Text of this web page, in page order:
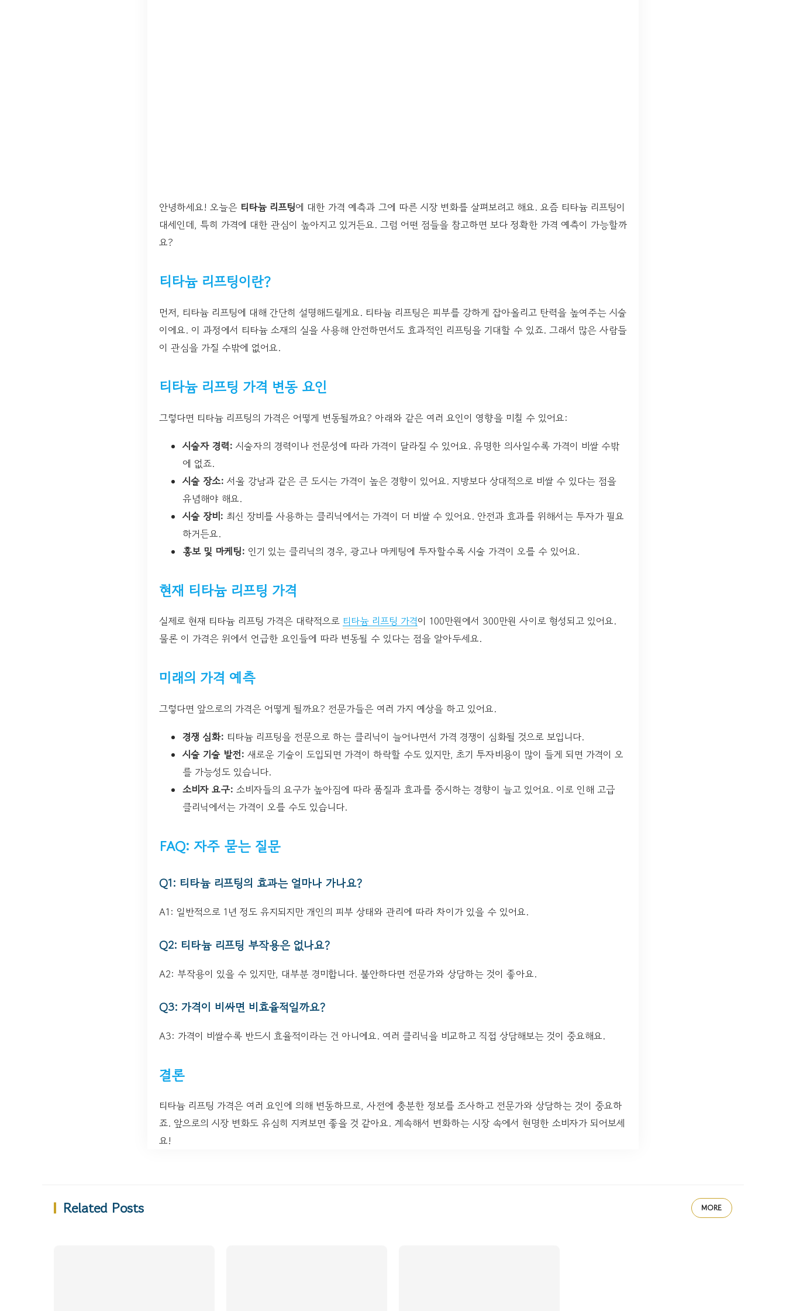
안녕하세요! 오늘은 티타늄 리프팅에 대한 가격 예측과 그에 따른 시장 변화를 살펴보려고 해요. 요즘 티타늄 리프팅이
대세인데, 특히 가격에 대한 관심이 높아지고 있거든요. 그럼 어떤 점들을 참고하면 보다 정확한 가격 예측이 가능할까
요?
티타늄 리프팅이란?
먼저, 티타늄 리프팅에 대해 간단히 설명해드릴게요. 티타늄 리프팅은 피부를 강하게 잡아올리고 탄력을 높여주는 시술
이에요. 이 과정에서 티타늄 소재의 실을 사용해 안전하면서도 효과적인 리프팅을 기대할 수 있죠. 그래서 많은 사람들
이 관심을 가질 수밖에 없어요.
티타늄 리프팅 가격 변동 요인
그렇다면 티타늄 리프팅의 가격은 어떻게 변동될까요? 아래와 같은 여러 요인이 영향을 미칠 수 있어요:
시술자 경력: 시술자의 경력이나 전문성에 따라 가격이 달라질 수 있어요. 유명한 의사일수록 가격이 비쌀 수밖
에 없죠.
시술 장소: 서울 강남과 같은 큰 도시는 가격이 높은 경향이 있어요. 지방보다 상대적으로 비쌀 수 있다는 점을
유념해야 해요.
시술 장비: 최신 장비를 사용하는 클리닉에서는 가격이 더 비쌀 수 있어요. 안전과 효과를 위해서는 투자가 필요
하거든요.
홍보 및 마케팅: 인기 있는 클리닉의 경우, 광고나 마케팅에 투자할수록 시술 가격이 오를 수 있어요.
현재 티타늄 리프팅 가격
실제로 현재 티타늄 리프팅 가격은 대략적으로 티타늄 리프팅 가격이 100만원에서 300만원 사이로 형성되고 있어요.
물론 이 가격은 위에서 언급한 요인들에 따라 변동될 수 있다는 점을 알아두세요.
미래의 가격 예측
그렇다면 앞으로의 가격은 어떻게 될까요? 전문가들은 여러 가지 예상을 하고 있어요.
경쟁 심화: 티타늄 리프팅을 전문으로 하는 클리닉이 늘어나면서 가격 경쟁이 심화될 것으로 보입니다.
시술 기술 발전: 새로운 기술이 도입되면 가격이 하락할 수도 있지만, 초기 투자비용이 많이 들게 되면 가격이 오
를 가능성도 있습니다.
소비자 요구: 소비자들의 요구가 높아짐에 따라 품질과 효과를 중시하는 경향이 늘고 있어요. 이로 인해 고급
클리닉에서는 가격이 오를 수도 있습니다.
FAQ: 자주 묻는 질문
Q1: 티타늄 리프팅의 효과는 얼마나 가나요?
A1: 일반적으로 1년 정도 유지되지만 개인의 피부 상태와 관리에 따라 차이가 있을 수 있어요.
Q2: 티타늄 리프팅 부작용은 없나요?
A2: 부작용이 있을 수 있지만, 대부분 경미합니다. 불안하다면 전문가와 상담하는 것이 좋아요.
Q3: 가격이 비싸면 비효율적일까요?
A3: 가격이 비쌀수록 반드시 효율적이라는 건 아니에요. 여러 클리닉을 비교하고 직접 상담해보는 것이 중요해요.
결론
티타늄 리프팅 가격은 여러 요인에 의해 변동하므로, 사전에 충분한 정보를 조사하고 전문가와 상담하는 것이 중요하
죠. 앞으로의 시장 변화도 유심히 지켜보면 좋을 것 같아요. 계속해서 변화하는 시장 속에서 현명한 소비자가 되어보세
요!
Related Posts MORE